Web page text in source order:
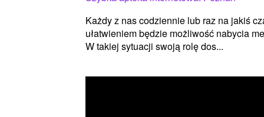
Każdy z nas codziennie lub raz na jakiś
ułatwieniem będzie możliwość nabycia
W takiej sytuacji swoją rolę dos...